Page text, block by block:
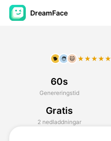
DreamFace
Avatar Video
AI-video
Foto:
🐕 🧑 🐱 ★★★★★
60s
Genereringstid
Gratis
2 nedladdningar